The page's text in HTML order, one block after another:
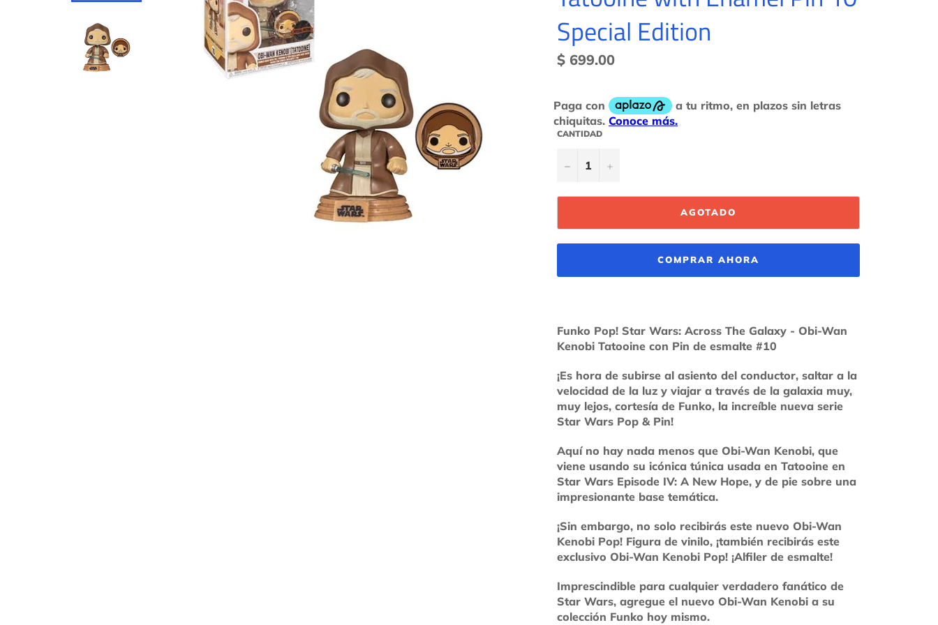
Special Edition
Precio
habitual
$ 699.00
CANTIDAD
− +
AGOTADO
COMPRAR AHORA
Funko Pop! Star Wars: Across The Galaxy - Obi-Wan
Kenobi Tatooine con Pin de esmalte #10
¡Es hora de subirse al asiento del conductor, saltar a la
velocidad de la luz y viajar a través de la galaxia muy,
muy lejos, cortesía de Funko, la increíble nueva serie
Star Wars Pop & Pin!
Aquí no hay nada menos que Obi-Wan Kenobi, que
viene usando su icónica túnica usada en Tatooine en
Star Wars Episode IV: A New Hope, y de pie sobre una
impresionante base temática.
¡Sin embargo, no solo recibirás este nuevo Obi-Wan
Kenobi Pop! Figura de vinilo, ¡también recibirás este
exclusivo Obi-Wan Kenobi Pop! ¡Alfiler de esmalte!
Imprescindible para cualquier verdadero fanático de
Star Wars, agregue el nuevo Obi-Wan Kenobi a su
colección Funko hoy mismo.